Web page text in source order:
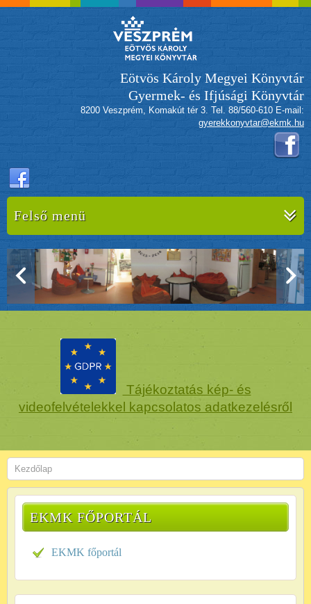
Eötvös Károly Megyei Könyvtár
Gyermek- és Ifjúsági Könyvtár
8200 Veszprém, Komakút tér 3. Tel. 88/560-610 E-mail:
gyerekkonyvtar@ekmk.hu
Felső menü
Tájékoztatás kép- és
videofelvételekkel kapcsolatos adatkezelésről
Kezdőlap
EKMK FŐPORTÁL
EKMK főportál